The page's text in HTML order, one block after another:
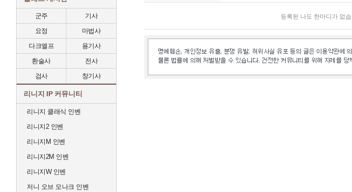
군주
기사
요정
마법사
다크엘프
용기사
환술사
전사
검사
창기사
리니지 IP 커뮤니티
리니지 클래식 인벤
리니지2 인벤
리니지M 인벤
리니지2M 인벤
리니지W 인벤
저니 오브 모나크 인벤
등록된 나도 한마디가 없